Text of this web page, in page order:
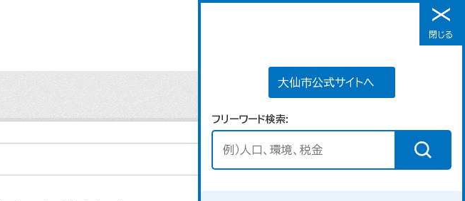
メニュー
大仙市公式サイトへ
フリーワード検索
閉じる